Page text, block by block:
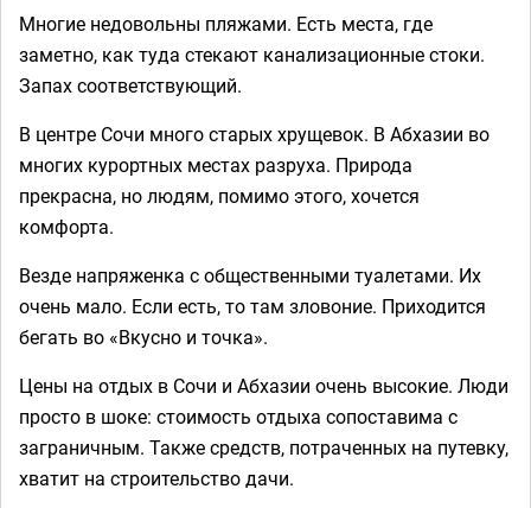
Многие недовольны пляжами. Есть места, где
заметно, как туда стекают канализационные стоки.
Запах соответствующий.
В центре Сочи много старых хрущевок. В Абхазии во
многих курортных местах разруха. Природа
прекрасна, но людям, помимо этого, хочется
комфорта.
Везде напряженка с общественными туалетами. Их
очень мало. Если есть, то там зловоние. Приходится
бегать во «Вкусно и точка».
Цены на отдых в Сочи и Абхазии очень высокие. Люди
просто в шоке: стоимость отдыха сопоставима с
заграничным. Также средств, потраченных на путевку,
хватит на строительство дачи.